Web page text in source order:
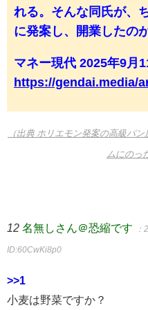
れる。そんな同氏が、
に発案し、開業したの
マネー現代 2025年9月
https://gendai.media/
（出典 ホリエモン発案の高級パ
ムにのっ
12 名無しさん＠恐縮です
ID:60CwKi8p0
>>1
小麦は野菜ですか？